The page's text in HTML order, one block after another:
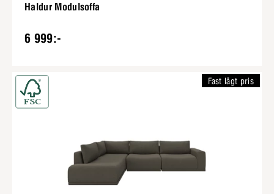
Haldur Modulsoffa
6 999:-
Fast lågt pris